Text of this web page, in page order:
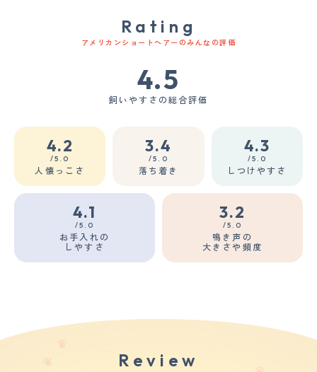
Rating
アメリカンショートヘアーのみんなの評価
4.5
飼いやすさの総合評価
4.2
/5.0
人懐っこさ
3.4
/5.0
落ち着き
4.3
/5.0
しつけやすさ
4.1
/5.0
お手入れの
しやすさ
3.2
/5.0
鳴き声の
大きさや頻度
Review